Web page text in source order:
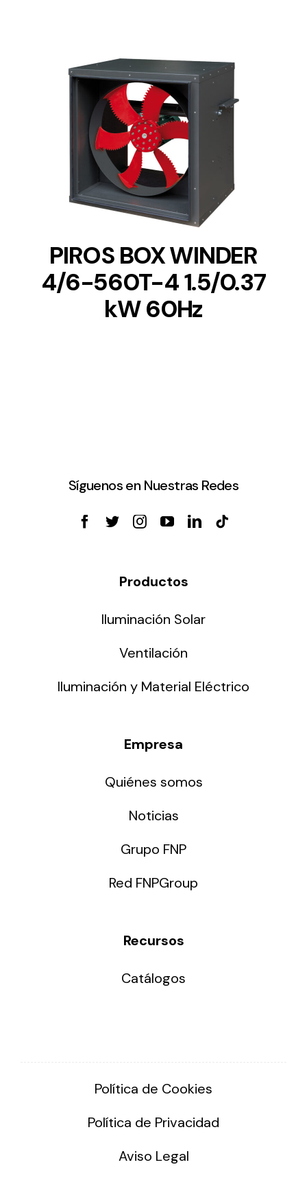
DETAILS
PIROS BOX WINDER
4/6-560T-4 1.5/0.37
kW 60Hz
Síguenos en Nuestras Redes
Productos
Iluminación Solar
Ventilación
Iluminación y Material Eléctrico
Empresa
Quiénes somos
Noticias
Grupo FNP
Red FNPGroup
Recursos
Catálogos
Política de Cookies
Política de Privacidad
Aviso Legal